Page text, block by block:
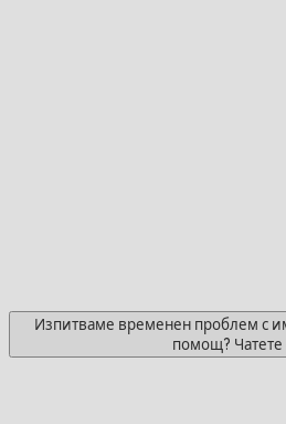
Изпитваме временен проблем с
помощ? Чатете